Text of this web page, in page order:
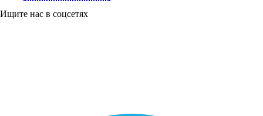
Ищите нас в соцсетях